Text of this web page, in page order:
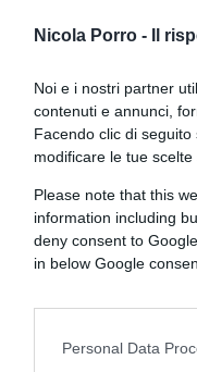
Nicola Porro - Il
Noi e i nostri partner
contenuti e annunci,
Facendo clic di
modificare le tue
Please note that this
information including
deny consent to
in below Google
Personal Data
di
22
ordina